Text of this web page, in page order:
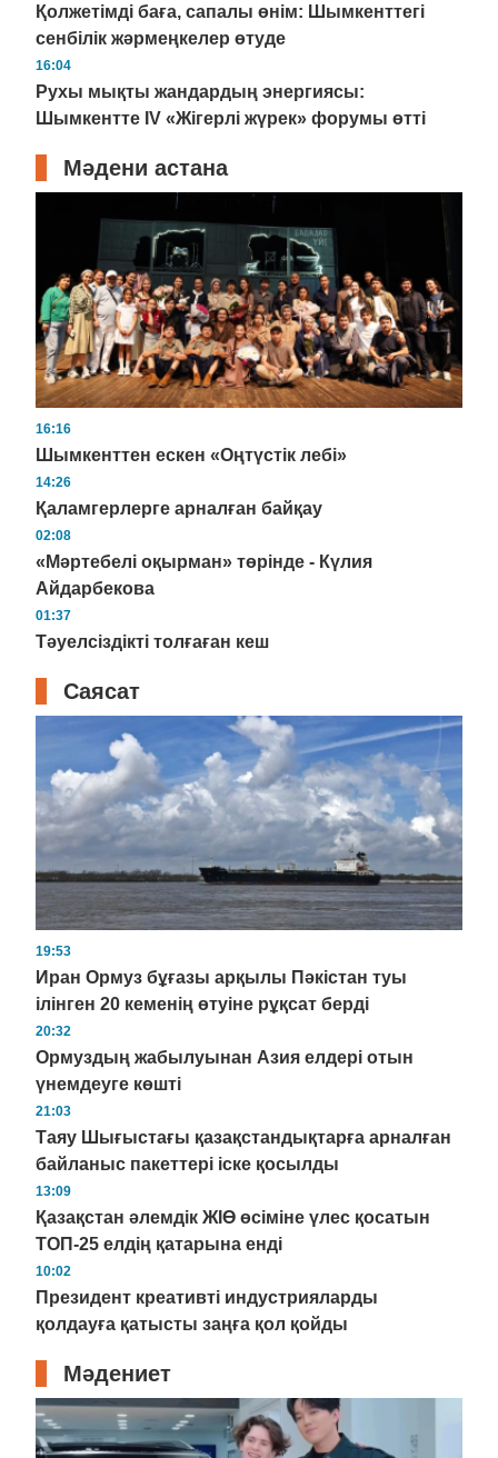
Қолжетімді баға, сапалы өнім: Шымкенттегі
сенбілік жәрмеңкелер өтуде
16:04
Рухы мықты жандардың энергиясы:
Шымкентте IV «Жігерлі жүрек» форумы өтті
Мәдени астана
16:16
Шымкенттен ескен «Оңтүстік лебі»
14:26
Қаламгерлерге арналған байқау
02:08
«Мәртебелі оқырман» төрінде - Күлия
Айдарбекова
01:37
Тәуелсіздікті толғаған кеш
Саясат
19:53
Иран Ормуз бұғазы арқылы Пәкістан туы
ілінген 20 кеменің өтуіне рұқсат берді
20:32
Ормуздың жабылуынан Азия елдері отын
үнемдеуге көшті
21:03
Таяу Шығыстағы қазақстандықтарға арналған
байланыс пакеттері іске қосылды
13:09
Қазақстан әлемдік ЖІӨ өсіміне үлес қосатын
ТОП-25 елдің қатарына енді
10:02
Президент креативті индустрияларды
қолдауға қатысты заңға қол қойды
Мәдениет